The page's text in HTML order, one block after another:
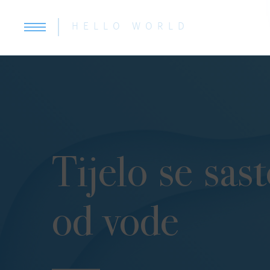
HELLO WORLD
Tijelo se
od vode